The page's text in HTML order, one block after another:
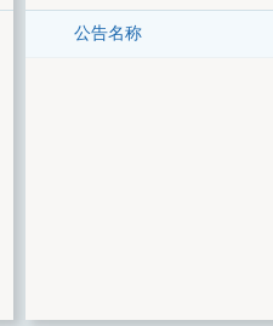
公告名称